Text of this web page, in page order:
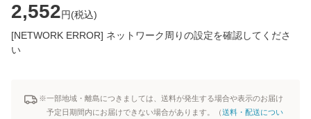
2,552円(税込)
[NETWORK ERROR] ネットワーク周りの設定を確認してくださ
い
※一部地域・離島につきましては、送料が発生する場合や表示のお届け
予定日期間内にお届けできない場合があります。（送料・配送につい